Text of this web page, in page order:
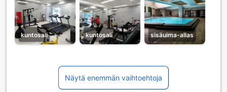
kuntosali kuntosali sisäuima-allas
Näytä enemmän vaihtoehtoja